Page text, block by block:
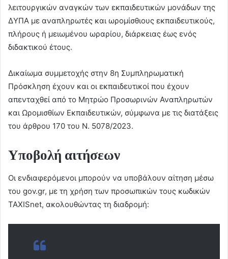
λειτουργικών αναγκών των εκπαιδευτικών μονάδων της
ΔΥΠΑ με αναπληρωτές και ωρομίσθιους εκπαιδευτικούς,
πλήρους ή μειωμένου ωραρίου, διάρκειας έως ενός
διδακτικού έτους.
Δικαίωμα συμμετοχής στην 8η Συμπληρωματική
Πρόσκληση έχουν και οι εκπαιδευτικοί που έχουν
απενταχθεί από το Μητρώο Προσωρινών Αναπληρωτών
και Ωρομισθίων Εκπαιδευτικών, σύμφωνα με τις διατάξεις
του άρθρου 170 του Ν. 5078/2023.
Υποβολή αιτήσεων
Οι ενδιαφερόμενοι μπορούν να υποβάλουν αίτηση μέσω
του gov.gr, με τη χρήση των προσωπικών τους κωδικών
TAXISnet, ακολουθώντας τη διαδρομή: